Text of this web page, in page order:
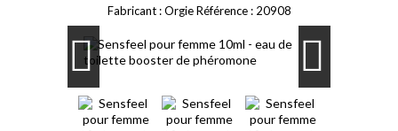
Fabricant : Orgie Référence : 20908